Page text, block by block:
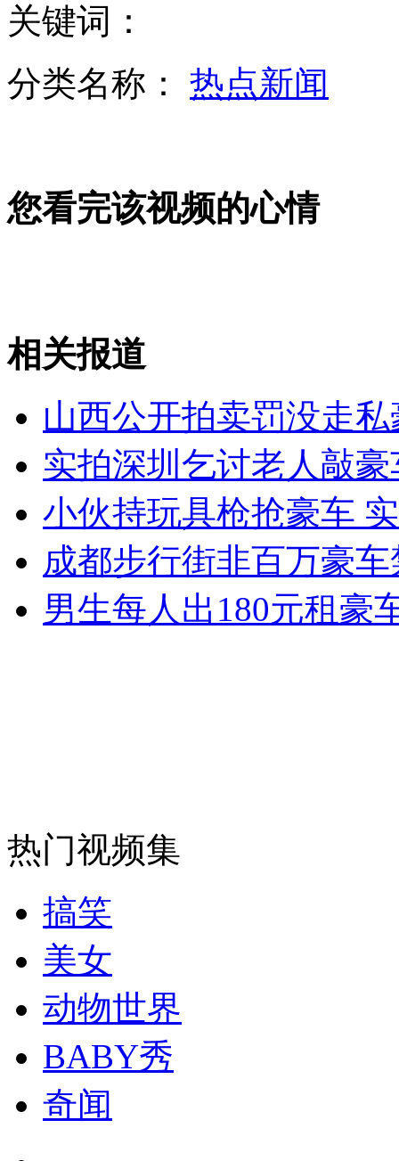
专家：中日之争不能只盯钓岛 经济竞争更为根本
安倍访蒙古携“大礼包” 觊觎煤炭资源
食用美素丽儿奶粉的孩子偏矮瘦 家长抱团维权
山西运城恶犬咬伤多人 警民合力深夜将其击毙
无痛分娩是否安全 医生回应
外交部：反对强权政治霸凌主义
外交部：有关国家言论片面不公正
司机酒驾遇交警 急速倒车逃窜
关键词：
分类名称： 热点新闻
您看完该视频的心情
相关报道
山西公开拍卖罚没走
实拍深圳乞讨老人敲
小伙持玩具枪抢豪车
成都步行街非百万豪
男生每人出180元租豪
热门视频集
搞笑
美女
动物世界
BABY秀
奇闻